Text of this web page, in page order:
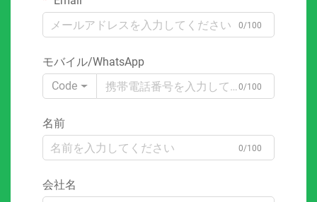
0/100
モバイル/WhatsApp
Code
0/100
名前
0/100
会社名